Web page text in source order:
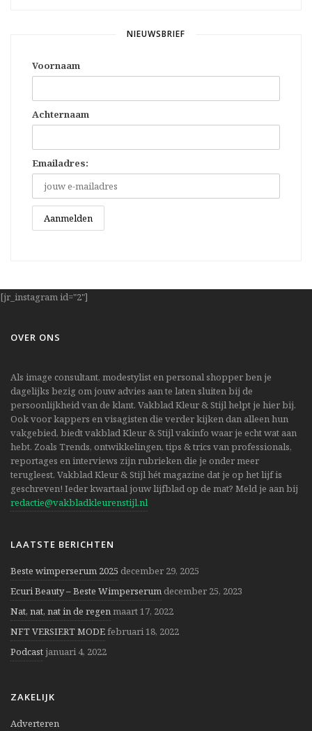
NIEUWSBRIEF
Voornaam
Achternaam
Emailadres:
[jr_instagram id="2"]
OVER ONS
Als image consultant, modestylist en personal shopper ben je
dagelijks bezig om jouw advies aan te laten sluiten bij de
persoonlijkheid van de klant. Vakblad Kleur & Stijl helpt je hier bij.
Ook voor kappers en visagisten die verder kijken dan alleen hun
vakgebied, biedt vakblad Kleur & Stijl vakinfo waar je echt wat aan
hebt. Zoals Trends, ontwikkelingen, tips & trics van professionals,
reportages en interviews zijn rubrieken die je onder meer
terugleest. Vakblad Kleur & Stijl hét magazine dat je op het lijf is
geschreven! Ieder kwartaal jouw lijfblad op de mat? Meld je aan bij
redactie@vakbladkleurenstijl.nl
LAATSTE BERICHTEN
Beste wimperserum 2025 december 29, 2025
Ecuri Beauty – Beste Wimperserum december 25, 2023
Nat, nat, nat in de regenmaart 17, 2022
NFT VERSIERT MODEfebruari 18, 2022
Podcastjanuari 4, 2022
ZAKELIJK
Adverteren